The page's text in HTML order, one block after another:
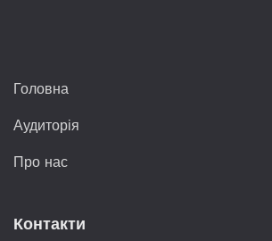
Головна
Аудиторія
Про нас
Контакти